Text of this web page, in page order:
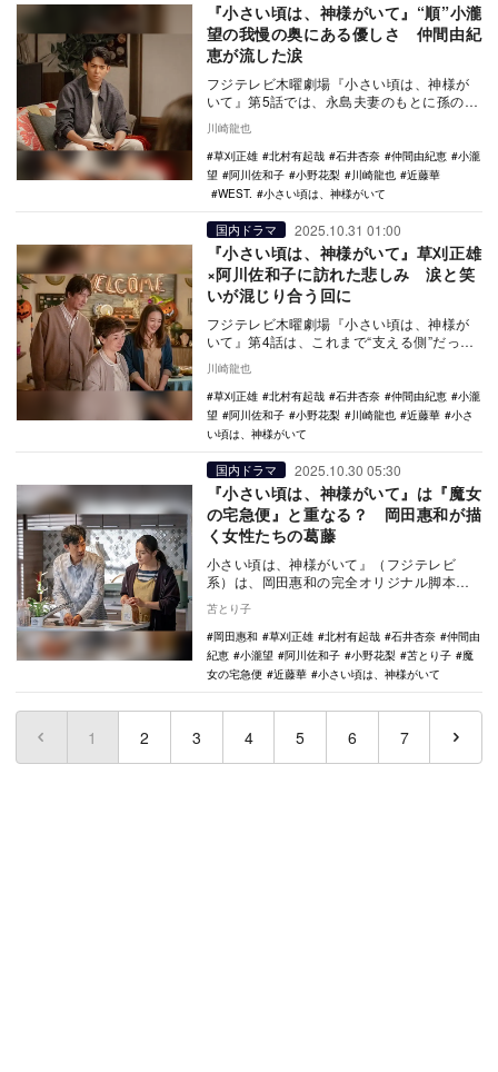
『小さい頃は、神様がいて』“順”小瀧
望の我慢の奥にある優しさ 仲間由紀
恵が流した涙
フジテレビ木曜劇場『小さい頃は、神様が
いて』第5話では、永島夫妻のもとに孫の凛
イツ」に新た…
川崎龍也
草刈正雄
北村有起哉 石井杏奈 仲間由紀恵
小瀧
望
阿川佐和子 小野花梨 川崎龍也
近藤華
WEST.
小さい頃は、神様がいて
国内ドラマ 2025.10.31 01:00
『小さい頃は、神様がいて』草刈正雄
×阿川佐和子に訪れた悲しみ 涙と笑
いが混じり合う回に
フジテレビ木曜劇場『小さい頃は、神様が
いて』第4話は、これまで“支える側”だった
ツ」に小さ…
川崎龍也
草刈正雄
北村有起哉 石井杏奈 仲間由紀恵
小瀧
望
阿川佐和子 小野花梨 川崎龍也 近藤華
小さ
い頃は、神様がいて
国内ドラマ 2025.10.30 05:30
『小さい頃は、神様がいて』は『魔女
の宅急便』と重なる？ 岡田惠和が描
く女性たちの葛藤
小さい頃は、神様がいて』（フジテレビ
系）は、岡田惠和の完全オリジナル脚本
の住人である三家族…
苫とり子
岡田惠和
草刈正雄 北村有起哉 石井杏奈
仲間由
紀恵
小瀧望 阿川佐和子 小野花梨 苫とり子
魔
女の宅急便
近藤華 小さい頃は、神様がいて
1 (current)
2 3 4 5 6 7